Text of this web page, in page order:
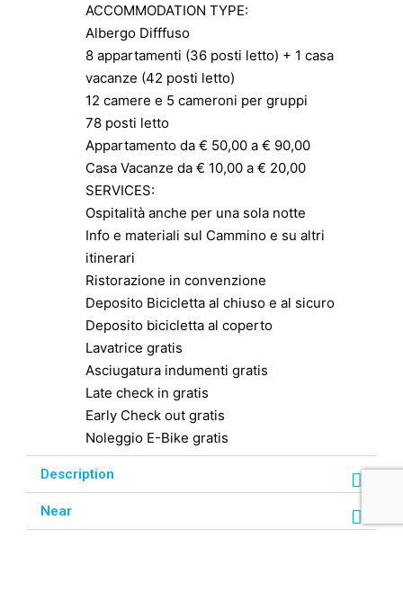
ACCOMMODATION TYPE:
Albergo Difffuso
8 appartamenti (36 posti letto) + 1 casa
vacanze (42 posti letto)
12 camere e 5 cameroni per gruppi
78 posti letto
Appartamento da € 50,00 a € 90,00
Casa Vacanze da € 10,00 a € 20,00
SERVICES:
Ospitalità anche per una sola notte
Info e materiali sul Cammino e su altri
itinerari
Ristorazione in convenzione
Deposito Bicicletta al chiuso e al sicuro
Deposito bicicletta al coperto
Lavatrice gratis
Asciugatura indumenti gratis
Late check in gratis
Early Check out gratis
Noleggio E-Bike gratis
Description
Near